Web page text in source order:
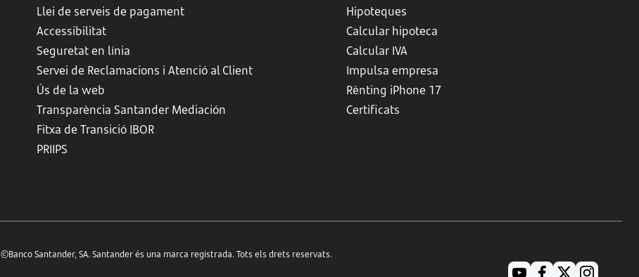
Llei de serveis de pagament
Accessibilitat
Seguretat en línia
Servei de Reclamacions i Atenció al Client
Ús de la web
Transparència Santander Mediación
Fitxa de Transició IBOR
PRIIPS
Hipoteques
Calcular hipoteca
Calcular IVA
Impulsa empresa
Rènting iPhone 17
Certificats
©Banco Santander, SA. Santander és una marca registrada. Tots els drets reservats.